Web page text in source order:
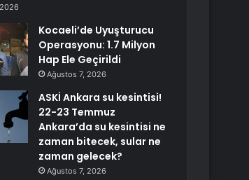
Kocaeli’de Uyuşturucu
Operasyonu: 1.7 Milyon
Hap Ele Geçirildi
Ağustos 7, 2026
ASKİ Ankara su kesintisi!
22-23 Temmuz
Ankara’da su kesintisi ne
zaman bitecek, sular ne
zaman gelecek?
Ağustos 7, 2026